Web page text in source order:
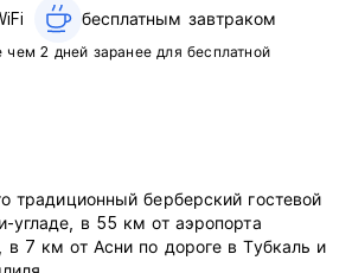
бесплатным завтраком‎
чем 2 дней заранее для бесплатной
традиционный берберский гостевой
в 55 км от аэропорта
7 км от Асни по дороге в Тубкаль и